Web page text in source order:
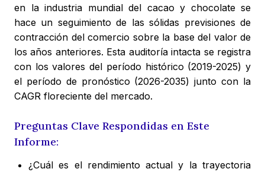
en la industria mundial del cacao y chocolate se
hace un seguimiento de las sólidas previsiones de
contracción del comercio sobre la base del valor de
los años anteriores. Esta auditoría intacta se registra
con los valores del período histórico (2019-2025) y
el período de pronóstico (2026-2035) junto con la
CAGR floreciente del mercado.
Preguntas Clave Respondidas en Este
Informe:
¿Cuál es el rendimiento actual y la trayectoria